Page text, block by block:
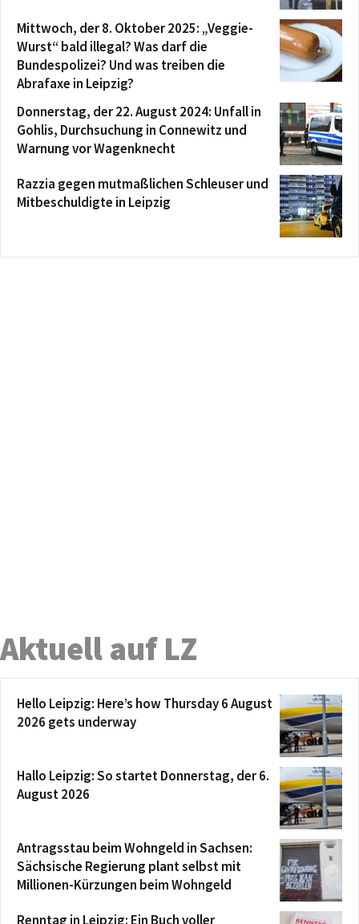
Mittwoch, der 8. Oktober 2025: „Veggie-
Wurst“ bald illegal? Was darf die
Bundespolizei? Und was treiben die
Abrafaxe in Leipzig?
Donnerstag, der 22. August 2024: Unfall in
Gohlis, Durchsuchung in Connewitz und
Warnung vor Wagenknecht
Razzia gegen mutmaßlichen Schleuser und
Mitbeschuldigte in Leipzig
Aktuell auf LZ
Hello Leipzig: Here’s how Thursday 6 August
2026 gets underway
Hallo Leipzig: So startet Donnerstag, der 6.
August 2026
Antragsstau beim Wohngeld in Sachsen:
Sächsische Regierung plant selbst mit
Millionen-Kürzungen beim Wohngeld
Renntag in Leipzig: Ein Buch voller